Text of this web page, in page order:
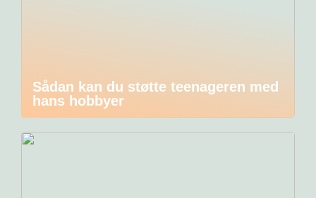
Sådan kan du støtte teenageren med
hans hobbyer